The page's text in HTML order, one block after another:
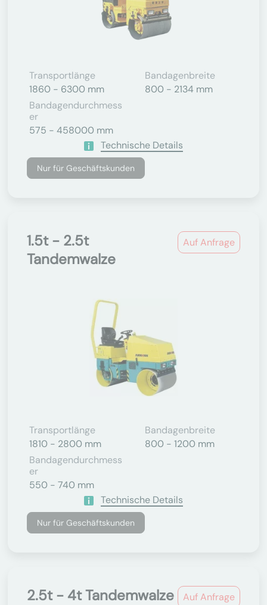
Transportlänge
1860 - 6300 mm
Bandagenbreite
800 - 2134 mm
Bandagendurchmess
Er
575 - 458000 mm
Technische Details
Nur für Geschäftskunden
Auf Anfrage
1.5t - 2.5t
Tandemwalze
Transportlänge
1810 - 2800 mm
Bandagenbreite
800 - 1200 mm
Bandagendurchmess
Er
550 - 740 mm
Technische Details
Nur für Geschäftskunden
Auf Anfrage
2.5t - 4t Tandemwalze